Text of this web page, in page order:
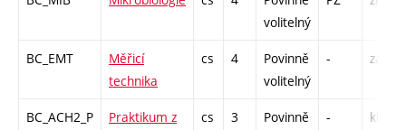
volitelný
BC_EMT
Měřicí
technika
cs 4
Povinně
volitelný
- zá,zk
BC_ACH2_P
Praktikum z
cs 3
Povinně
- kl